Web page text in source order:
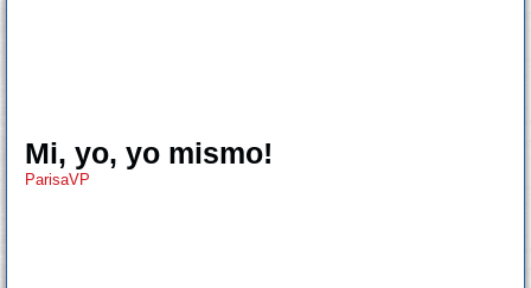
Mi, yo, yo mismo!
ParisaVP